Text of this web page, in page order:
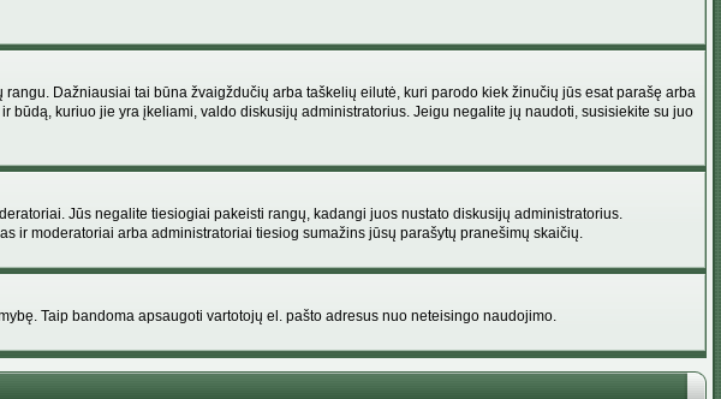
Dažniausiai tai būna žvaigždučių arba taškelių eilutė, kuri parodo kiek žinučių jūs esat parašę arba
kuriuo jie yra įkeliami, valdo diskusijų administratorius. Jeigu negalite jų naudoti, susisiekite su juo
Jūs negalite tiesiogiai pakeisti rangų, kadangi juos nustato diskusijų administratorius.
ir moderatoriai arba administratoriai tiesiog sumažins jūsų parašytų pranešimų skaičių.
Taip bandoma apsaugoti vartotojų el. pašto adresus nuo neteisingo naudojimo.